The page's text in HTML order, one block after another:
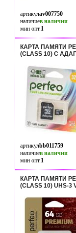
артикулav007750
наличиев наличии
мин опт.1
КАРТА ПАМЯТИ
(CLASS 10) С
артикулbb011759
наличиев наличии
мин опт.1
КАРТА ПАМЯТИ
(CLASS 10) UHS-3